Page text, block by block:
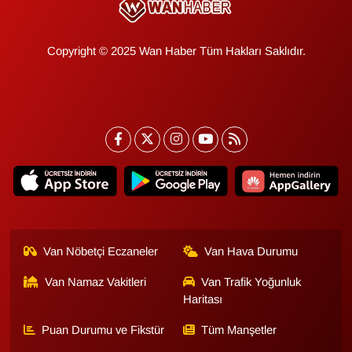
Copyright © 2025 Wan Haber Tüm Hakları Saklıdır.
Van Nöbetçi Eczaneler Van Hava Durumu
Van Namaz Vakitleri
Van Trafik Yoğunluk
Haritası
Puan Durumu ve Fikstür Tüm Manşetler
Kadın
Kim Kimdir?